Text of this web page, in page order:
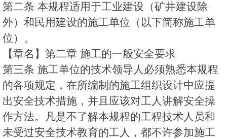
第二条 本规程适用于工业建设（矿井建设除
外）和民用建设的施工单位（以下简称施工单
位）。
【章名】第二章 施工的一般安全要求
第三条 施工单位的技术领导人必须熟悉本规程
的各项规定，在所编制的施工组织设计中应提
出安全技术措施，并且应该对工人讲解安全操
作方法。凡是不了解本规程的工程技术人员和
未受过安全技术教育的工人，都不许参加施工